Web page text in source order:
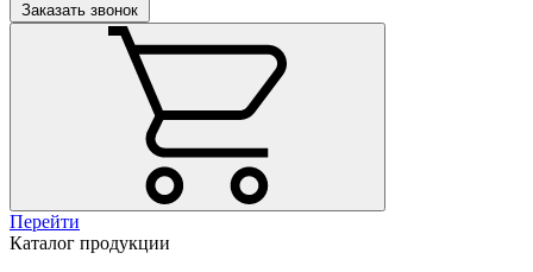
Заказать звонок
Перейти
Каталог продукции